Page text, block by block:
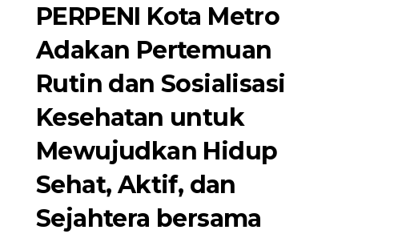
PERPENI Kota Metro
Adakan Pertemuan
Rutin dan Sosialisasi
Kesehatan untuk
Mewujudkan Hidup
Sehat, Aktif, dan
Sejahtera bersama